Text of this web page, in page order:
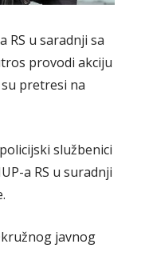
u saradnji sa
provodi akciju
pretresi na
službenici
a RS u suradnji
javnog